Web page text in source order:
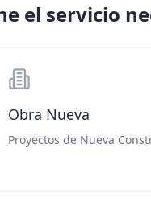
el servicio
Obra Nueva
Proyectos de Nueva